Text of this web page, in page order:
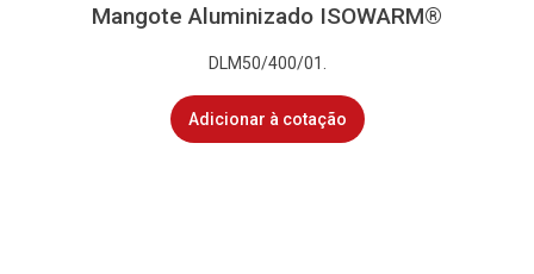
Mangote Aluminizado ISOWARM®
DLM50/400/01.
Adicionar à cotação